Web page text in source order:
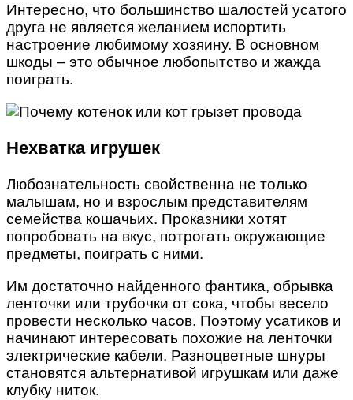
Интересно, что большинство шалостей усатого
друга не является желанием испортить
настроение любимому хозяину. В основном
шкоды – это обычное любопытство и жажда
поиграть.
Нехватка игрушек
Любознательность свойственна не только
малышам, но и взрослым представителям
семейства кошачьих. Проказники хотят
попробовать на вкус, потрогать окружающие
предметы, поиграть с ними.
Им достаточно найденного фантика, обрывка
ленточки или трубочки от сока, чтобы весело
провести несколько часов. Поэтому усатиков и
начинают интересовать похожие на ленточки
электрические кабели. Разноцветные шнуры
становятся альтернативой игрушкам или даже
клубку ниток.